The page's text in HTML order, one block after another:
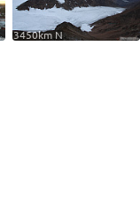
3450km N